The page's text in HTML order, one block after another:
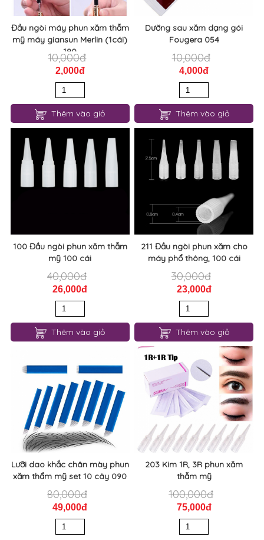
Đầu ngòi máy phun xăm thẫm
mỹ máy giansun Merlin (1cái)
190
10,000đ
2,000đ
Thêm vào giỏ
Dưỡng sau xăm dạng gói
Fougera 054
10,000đ
4,000đ
Thêm vào giỏ
100 Đầu ngòi phun xăm thẫm
mỹ 100 cái
40,000đ
26,000đ
Thêm vào giỏ
211 Đầu ngòi phun xăm cho
máy phổ thông, 100 cái
30,000đ
23,000đ
Thêm vào giỏ
Lưỡi dao khắc chân mày phun
xăm thẩm mỹ set 10 cây 090
80,000đ
49,000đ
203 Kim 1R, 3R phun xăm
thẫm mỹ
100,000đ
75,000đ